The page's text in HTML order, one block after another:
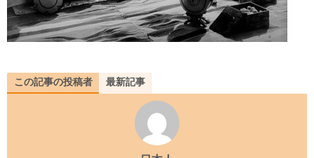
この記事の投稿者 最新記事